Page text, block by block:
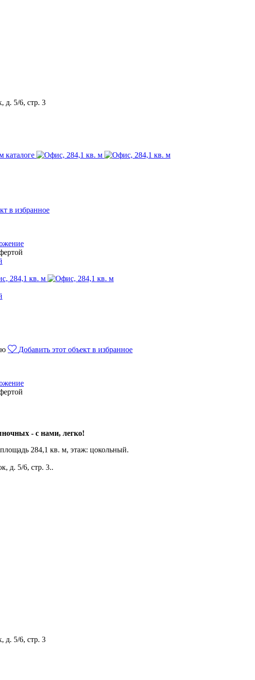
д. 5/6, стр. 3
каталоге
в избранное
Добавить этот объект в избранное
- с нами, легко!
284,1 кв. м, этаж: цокольный.
д. 5/6, стр. 3..
д. 5/6, стр. 3